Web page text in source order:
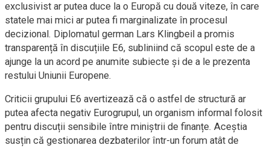
exclusivist ar putea duce la o Europă cu două viteze, în care
statele mai mici ar putea fi marginalizate în procesul
decizional. Diplomatul german Lars Klingbeil a promis
transparență în discuțiile E6, subliniind că scopul este de a
ajunge la un acord pe anumite subiecte și de a le prezenta
restului Uniunii Europene.
Criticii grupului E6 avertizează că o astfel de structură ar
putea afecta negativ Eurogrupul, un organism informal folosit
pentru discuții sensibile între miniștrii de finanțe. Aceștia
susțin că gestionarea dezbaterilor într-un forum atât de